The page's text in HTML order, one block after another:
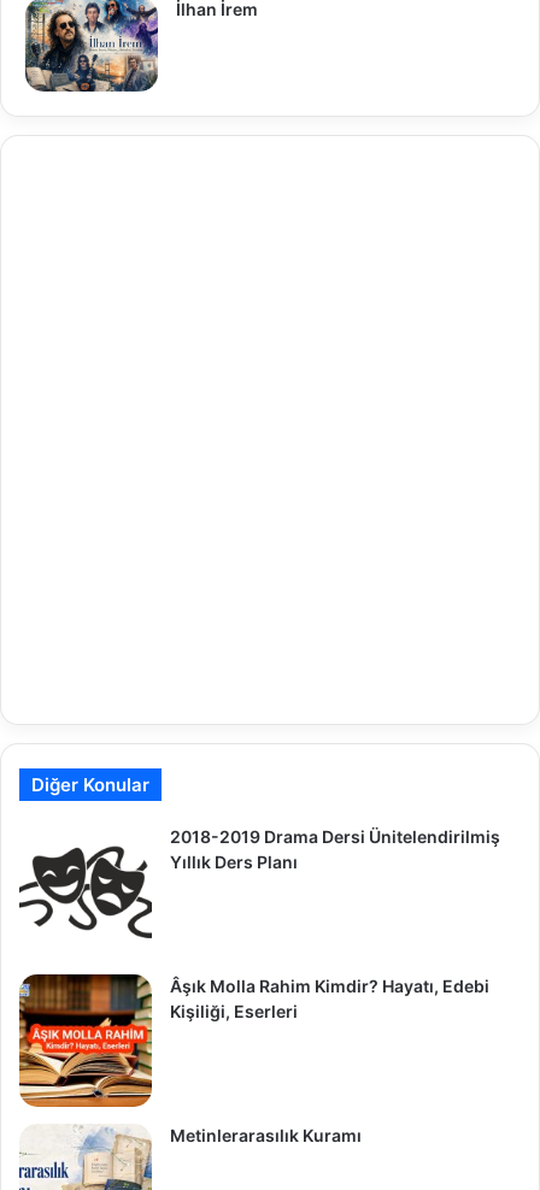
İlhan İrem
Diğer Konular
2018-2019 Drama Dersi Ünitelendirilmiş
Yıllık Ders Planı
Âşık Molla Rahim Kimdir? Hayatı, Edebi
Kişiliği, Eserleri
Metinlerarasılık Kuramı